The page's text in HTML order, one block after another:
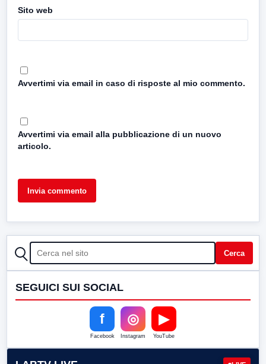
Sito web
Avvertimi via email in caso di risposte al mio commento.
Avvertimi via email alla pubblicazione di un nuovo
articolo.
CERCA Cerca
SEGUICI SUI SOCIAL
f
Facebook
◎
Instagram
▶
YouTube